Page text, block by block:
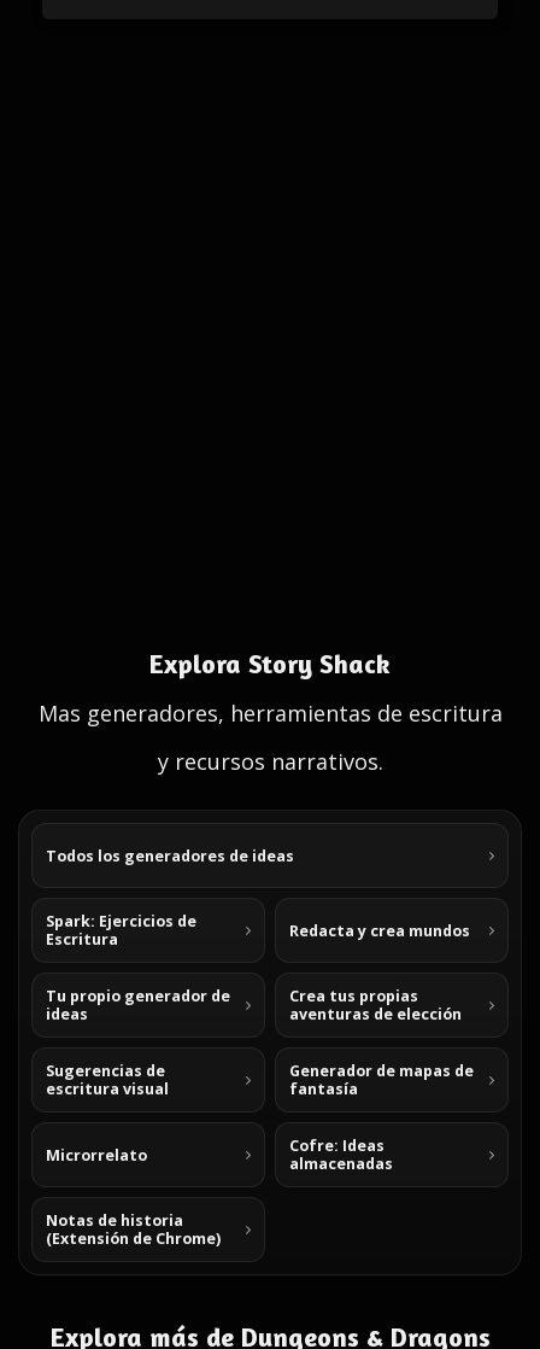
Explora Story Shack
Mas generadores, herramientas de escritura
y recursos narrativos.
Todos los generadores de ideas
Spark: Ejercicios de
Escritura
Redacta y crea mundos
Tu propio generador de
ideas
Crea tus propias
aventuras de elección
Sugerencias de
escritura visual
Generador de mapas de
fantasía
Microrrelato
Cofre: Ideas
almacenadas
Notas de historia
(Extensión de Chrome)
Explora más de Dungeons & Dragons